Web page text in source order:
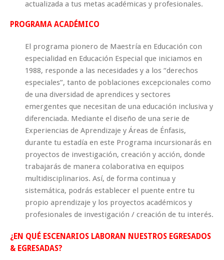
actualizada a tus metas académicas y profesionales.
PROGRAMA ACADÉMICO
El programa pionero de Maestría en Educación con
especialidad en Educación Especial que iniciamos en
1988, responde a las necesidades y a los “derechos
especiales”, tanto de poblaciones excepcionales como
de una diversidad de aprendices y sectores
emergentes que necesitan de una educación inclusiva y
diferenciada. Mediante el diseño de una serie de
Experiencias de Aprendizaje y Áreas de Énfasis,
durante tu estadía en este Programa incursionarás en
proyectos de investigación, creación y acción, donde
trabajarás de manera colaborativa en equipos
multidisciplinarios. Así, de forma continua y
sistemática, podrás establecer el puente entre tu
propio aprendizaje y los proyectos académicos y
profesionales de investigación / creación de tu interés.
¿EN QUÉ ESCENARIOS LABORAN NUESTROS EGRESADOS
& EGRESADAS?